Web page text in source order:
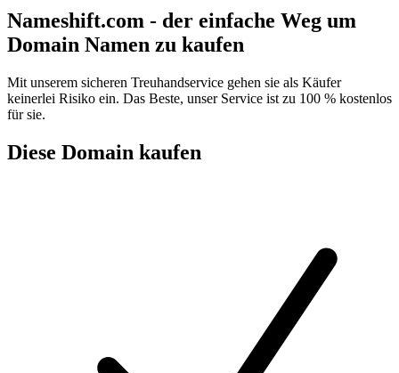
Nameshift.com - der einfache Weg um
Domain Namen zu kaufen
Mit unserem sicheren Treuhandservice gehen sie als Käufer
keinerlei Risiko ein. Das Beste, unser Service ist zu 100 % kostenlos
für sie.
Diese Domain kaufen